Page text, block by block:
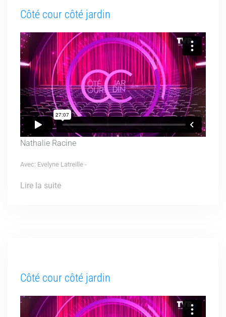
Côté cour côté jardin
Nathalie Racine
Avec: Evelyne Latreille -
Lire la suite
Côté cour côté jardin